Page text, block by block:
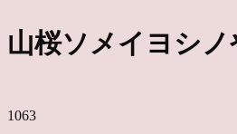
山桜ソメイヨシ
1063